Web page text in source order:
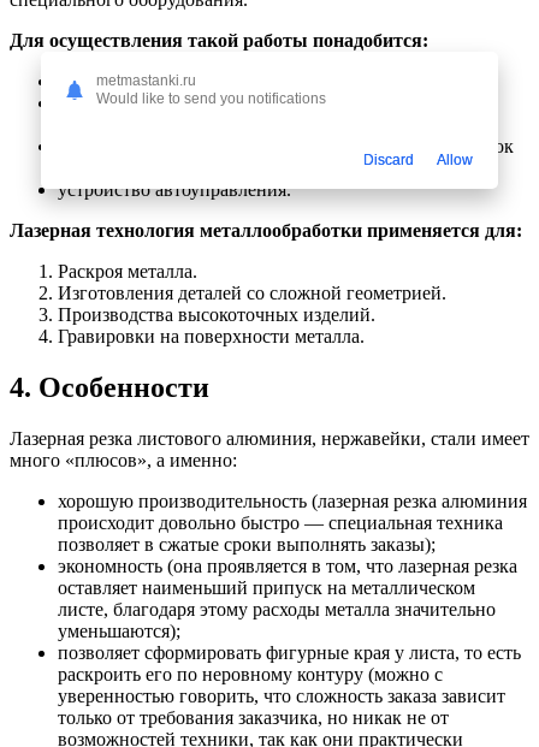
Для осуществления такой работы понадобится:
излучатель;
приспособление, которое будет передавать и
кодировочная система (именно она настраивает станок
устройство автоуправления.
Лазерная технология металлообработки применяется для:
Раскроя металла.
Изготовления деталей со сложной геометрией.
Производства высокоточных изделий.
Гравировки на поверхности металла.
4. Особенности
Лазерная резка листового алюминия, нержавейки, стали имеет
много «плюсов», а именно:
хорошую производительность (лазерная резка алюминия
происходит довольно быстро — специальная техника
позволяет в сжатые сроки выполнять заказы);
экономность (она проявляется в том, что лазерная резка
оставляет наименьший припуск на металлическом
листе, благодаря этому расходы металла значительно
уменьшаются);
позволяет сформировать фигурные края у листа, то есть
раскроить его по неровному контуру (можно с
уверенностью говорить, что сложность заказа зависит
только от требования заказчика, но никак не от
возможностей техники, так как они практически
metmastanki.ru
Would like to send you notifications
Discard Allow